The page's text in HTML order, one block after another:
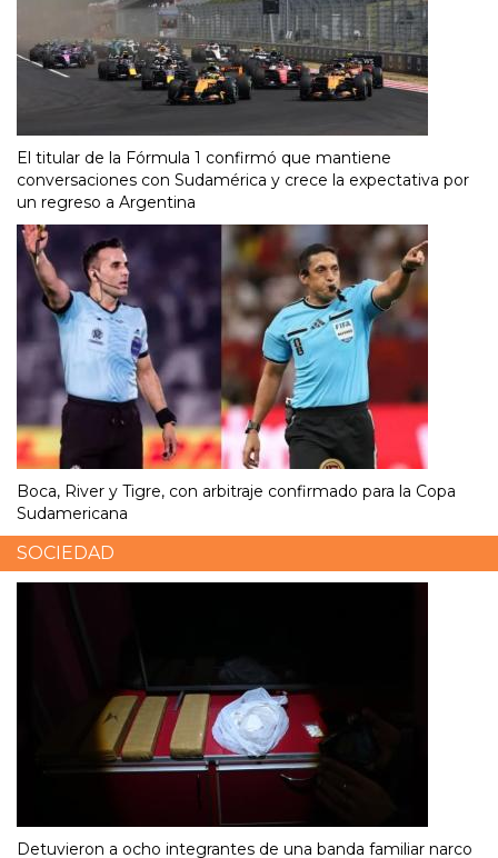
El titular de la Fórmula 1 confirmó que mantiene
conversaciones con Sudamérica y crece la expectativa por
un regreso a Argentina
Boca, River y Tigre, con arbitraje confirmado para la Copa
Sudamericana
SOCIEDAD
Detuvieron a ocho integrantes de una banda familiar narco